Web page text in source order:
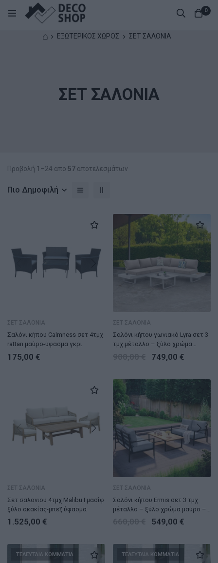
0
⌂ ΕΞΩΤΕΡΙΚΟΣ ΧΩΡΟΣ ΣΕΤ ΣΑΛΟΝΙΑ
ΣΕΤ ΣΑΛΟΝΙΑ
Προβολή 1–24 απο 57 αποτελεσμάτων
Πιο Δημοφιλή
ΣΕΤ ΣΑΛΟΝΙΑ
Σαλόνι κήπου Calmness σετ 4τμχ
rattan μαύρο-ύφασμα γκρι
175,00 €
ΣΕΤ ΣΑΛΟΝΙΑ
Σαλόνι κήπου γωνιακό Lyra σετ 3
τμχ μέταλλο – ξύλο χρώμα
749,00 €
ΣΕΤ ΣΑΛΟΝΙΑ
Σετ σαλονιού 4τμχ Malibu I μασίφ
ξύλο ακακίας-μπεζ ύφασμα
1.525,00 €
ΣΕΤ ΣΑΛΟΝΙΑ
Σαλόνι κήπου Ermis σετ 3 τμχ
μέταλλο – ξύλο χρώμα μαύρο –
549,00 €
ΤΕΛΕΥΤΑΙΑ ΚΟΜΜΑΤΙΑ ΤΕΛΕΥΤΑΙΑ ΚΟΜΜΑΤΙΑ